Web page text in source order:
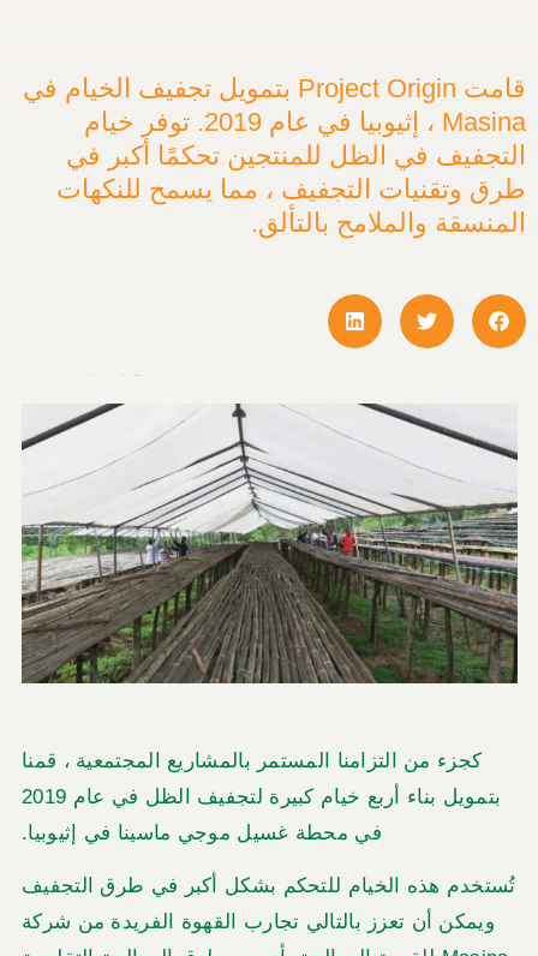
قامت Project Origin بتمويل تجفيف الخيام في
Masina ، إثيوبيا في عام 2019. توفر خيام
في الظل للمنتجين تحكمًا أكبر في
وتقنيات التجفيف ، مما يسمح للنكهات
والملامح بالتألق.
كجزء من التزامنا المستمر بالمشاريع المجتمعية ، قمنا
بتمويل بناء أربع خيام كبيرة لتجفيف الظل في عام 2019
في محطة غسيل موجي ماسينا في إثيوبيا.
هذه الخيام للتحكم بشكل أكبر في طرق التجفيف
أن تعزز بالتالي تجارب القهوة الفريدة من شركة